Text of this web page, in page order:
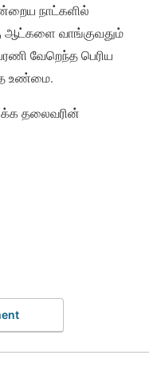
நாட்களில்
ஆட்களை வாங்குவதும்
வேறெந்த பெரிய
உண்மை.
தலைவரின்